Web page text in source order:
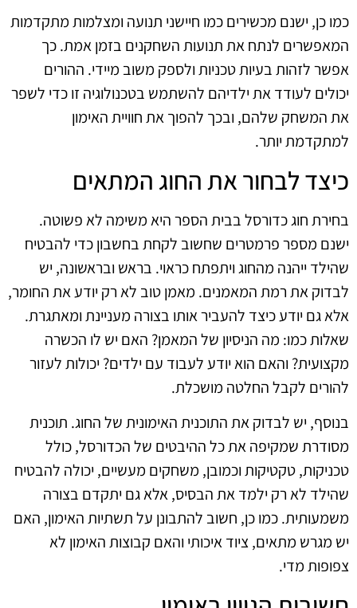
כמו כן, ישנם מכשירים כמו חיישני תנועה ומצלמות מתקדמות
המאפשרים לנתח את תנועות השחקנים בזמן אמת. כך
אפשר לזהות בעיות טכניות ולספק משוב מיידי. ההורים
יכולים לעודד את ילדיהם להשתמש בטכנולוגיה זו כדי לשפר
את המשחק שלהם, ובכך להפוך את חוויית האימון
למתקדמת יותר.
כיצד לבחור את החוג המתאים
בחירת חוג כדורסל בבית הספר היא משימה לא פשוטה.
ישנם מספר פרמטרים שחשוב לקחת בחשבון כדי להבטיח
שהילד ייהנה מהחוג ויתפתח כראוי. בראש ובראשונה, יש
לבדוק את רמת המאמנים. מאמן טוב לא רק יודע את החומר,
אלא גם יודע כיצד להעביר אותו בצורה מעניינת ומאתגרת.
שאלות כמו: מה הניסיון של המאמן? האם יש לו הכשרה
מקצועית? והאם הוא יודע לעבוד עם ילדים? יכולות לעזור
להורים לקבל החלטה מושכלת.
בנוסף, יש לבדוק את התוכנית האימונית של החוג. תוכנית
מסודרת שמקיפה את כל ההיבטים של הכדורסל, כולל
טכניקות, טקטיקות וכמובן, משחקים מעשיים, יכולה להבטיח
שהילד לא רק ילמד את הבסיס, אלא גם יתקדם בצורה
משמעותית. כמו כן, חשוב להתבונן על תשתיות האימון, האם
יש מגרש מתאים, ציוד איכותי והאם קבוצות האימון לא
צפופות מדי.